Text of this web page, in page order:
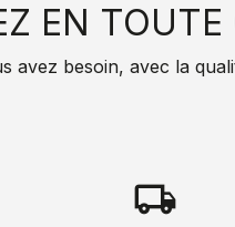
EN
avez besoin, avec la
local_shipping